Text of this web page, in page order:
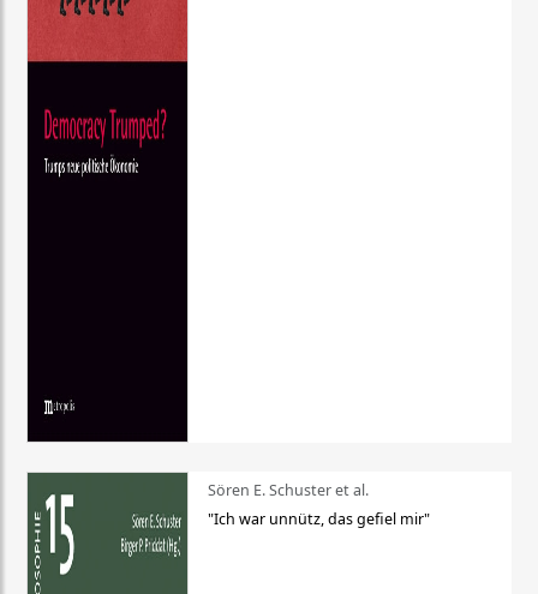
Sören E. Schuster et al.
"Ich war unnütz, das gefiel mir"